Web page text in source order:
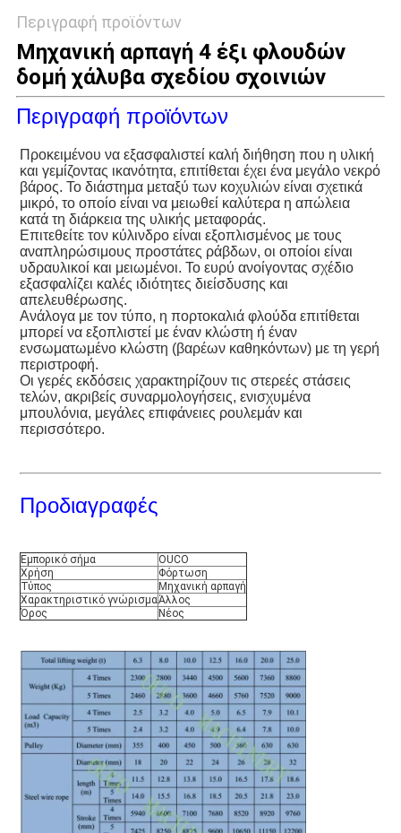
Περιγραφή προϊόντων
Μηχανική αρπαγή 4 έξι φλουδών
δομή χάλυβα σχεδίου σχοινιών
Περιγραφή προϊόντων
Προκειμένου να εξασφαλιστεί καλή διήθηση που η υλική
και γεμίζοντας ικανότητα, επιτίθεται έχει ένα μεγάλο νεκρό
βάρος. Το διάστημα μεταξύ των κοχυλιών είναι σχετικά
μικρό, το οποίο είναι να μειωθεί καλύτερα η απώλεια
κατά τη διάρκεια της υλικής μεταφοράς.
Επιτεθείτε τον κύλινδρο είναι εξοπλισμένος με τους
αναπληρώσιμους προστάτες ράβδων, οι οποίοι είναι
υδραυλικοί και μειωμένοι. Το ευρύ ανοίγοντας σχέδιο
εξασφαλίζει καλές ιδιότητες διείσδυσης και
απελευθέρωσης.
Ανάλογα με τον τύπο, η πορτοκαλιά φλούδα επιτίθεται
μπορεί να εξοπλιστεί με έναν κλώστη ή έναν
ενσωματωμένο κλώστη (βαρέων καθηκόντων) με τη γερή
περιστροφή.
Οι γερές εκδόσεις χαρακτηρίζουν τις στερεές στάσεις
τελών, ακριβείς συναρμολογήσεις, ενισχυμένα
μπουλόνια, μεγάλες επιφάνειες ρουλεμάν και
περισσότερο.
Προδιαγραφές
Εμπορικό σήμα
OUCO
Χρήση
Φόρτωση
Τύπος
Μηχανική αρπαγή
Χαρακτηριστικό γνώρισμαΆλλος
Όρος
Νέος